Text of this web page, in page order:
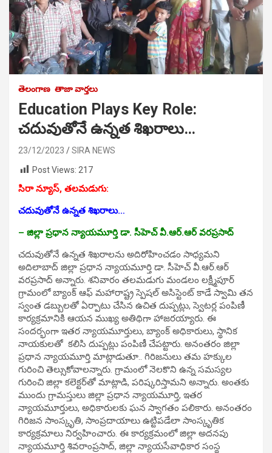
తెలంగాణ తాజా వార్తలు
Education Plays Key Role:
చదువుతోనే ఉన్నత శిఖరాలు…
23/12/2023
SIRA NEWS
Post Views: 217
సిరా న్యూస్, తలమడుగు:
చదువుతోనే ఉన్నత శిఖరాలు…
– జిల్లా ప్రధాన న్యాయమూర్తి డా. సీహెచ్‌ వీ.ఆర్‌.ఆర్‌ వరప్రసాద్‌
చదువుతోనే ఉన్నత శిఖరాలను అదిరోహించడం సాధ్యమని
అదిలాబాద్‌ జిల్లా ప్రధాన న్యాయమూర్తి డా. సీహెచ్‌ వీ.ఆర్‌.ఆర్‌
వరప్రసాద్‌ అన్నారు. శనివారం తలమడుగు మండలం లక్ష్మీపూర్‌
గ్రామంలో బ్యాంక్‌ ఆఫ్‌ మహారాష్ట్ర స్పెషల్ అసిస్టెంట్ కాడే స్వామి తన
స్వంత డబ్బులతో ఏర్పాటు చేసిన ఉచిత దుప్పట్లు, స్వెటర్ల పంపిణీ
కార్యక్రమానికి ఆయన ముఖ్య అతిథిగా హాజరయ్యారు. ఈ
సందర్భంగా ఇతర న్యాయమూర్తులు, బ్యాంక్‌ అధికారులు, స్థానిక
నాయకులతో కలిసి దుప్పట్లు పంపిణీ చేపట్టారు. అనంతరం జిల్లా
ప్రధాన న్యాయమూర్తి మాట్లాడుతూ.. గిరిజనులు తమ హక్కుల
గురించి తెల్సుకోవాలన్నారు. గ్రామంలో నెలకొని ఉన్న సమస్యల
గురించి జిల్లా కలెక్టర్‌తో మాట్లాడి, పరిష్కరిస్తామని అన్నారు. అంతకు
ముందు గ్రామస్తులు జిల్లా ప్రధాన న్యాయమూర్తి, ఇతర
న్యాయమూర్తులు, అధికారులకు ఘన స్వాగతం పలికారు. అనంతరం
గిరిజన సాంస్కృతి, సాంప్రదాయాలు ఉట్టిపడేలా సాంస్కృతిక
కార్యక్రమాలు నిర్వహించారు. ఈ కార్యక్రమంలో జిల్లా అదనపు
న్యాయమూర్తి శివరాంప్రసాద్, జిల్లా న్యాయసేవాధికార సంస్థ